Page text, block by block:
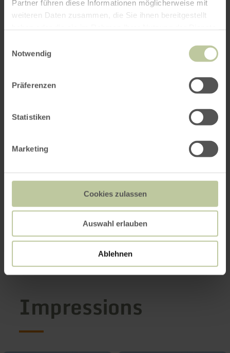
Partner führen diese Informationen möglicherweise mit
weiteren Daten zusammen, die Sie ihnen bereitgestellt
Notwendig
Präferenzen
Statistiken
Marketing
Cookies zulassen
Auswahl erlauben
Ablehnen
Impressions